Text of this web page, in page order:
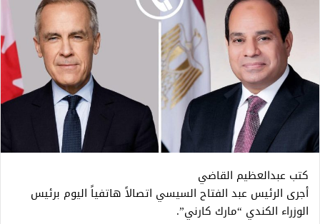
كتب عبدالعظيم القاضي
أجرى الرئيس عبد الفتاح السيسي اتصالاً هاتفياً اليوم برئيس
الوزراء الكندي “مارك كارني”.